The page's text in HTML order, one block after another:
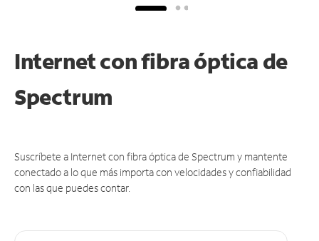
Internet con fibra óptica de
Spectrum
Suscríbete a Internet con fibra óptica de Spectrum y mantente
conectado a lo que más importa con velocidades y confiabilidad
con las que puedes contar.